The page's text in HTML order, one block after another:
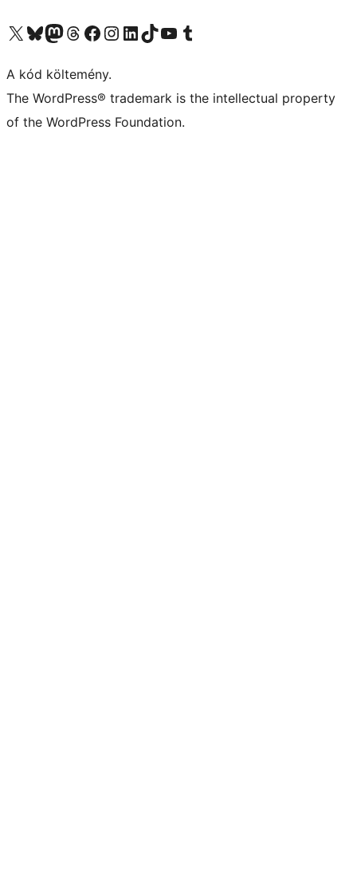
Visit our X (formerly Twitter) account
Visit our Bluesky account
Twitter csatornánk
Visit our Threads account
Facebook oldalunk megtekintése
Visit our Instagram account
Visit our LinkedIn account
Visit our TikTok account
Visit our YouTube channel
Visit our Tumblr account
A kód költemény.
The WordPress® trademark is the intellectual property
of the WordPress Foundation.